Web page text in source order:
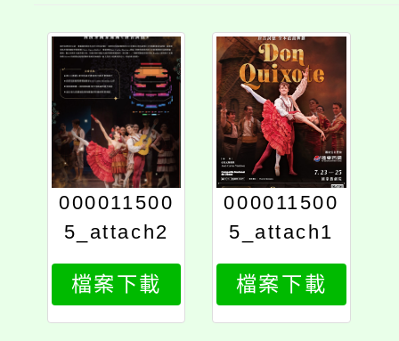
000011500
5_attach2
檔案下載
000011500
5_attach1
檔案下載